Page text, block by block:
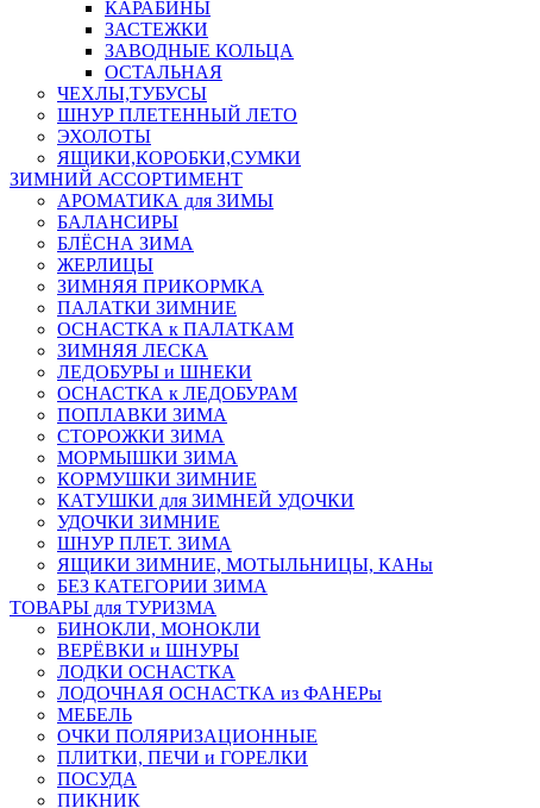
КАРАБИНЫ
ЗАСТЕЖКИ
ЗАВОДНЫЕ КОЛЬЦА
ОСТАЛЬНАЯ
ЧЕХЛЫ,ТУБУСЫ
ШНУР ПЛЕТЕННЫЙ ЛЕТО
ЭХОЛОТЫ
ЯЩИКИ,КОРОБКИ,СУМКИ
ЗИМНИЙ АССОРТИМЕНТ
АРОМАТИКА для ЗИМЫ
БАЛАНСИРЫ
БЛЁСНА ЗИМА
ЖЕРЛИЦЫ
ЗИМНЯЯ ПРИКОРМКА
ПАЛАТКИ ЗИМНИЕ
ОСНАСТКА к ПАЛАТКАМ
ЗИМНЯЯ ЛЕСКА
ЛЕДОБУРЫ и ШНЕКИ
ОСНАСТКА к ЛЕДОБУРАМ
ПОПЛАВКИ ЗИМА
СТОРОЖКИ ЗИМА
МОРМЫШКИ ЗИМА
КОРМУШКИ ЗИМНИЕ
КАТУШКИ для ЗИМНЕЙ УДОЧКИ
УДОЧКИ ЗИМНИЕ
ШНУР ПЛЕТ. ЗИМА
ЯЩИКИ ЗИМНИЕ, МОТЫЛЬНИЦЫ, КАНы
БЕЗ КАТЕГОРИИ ЗИМА
ТОВАРЫ для ТУРИЗМА
БИНОКЛИ, МОНОКЛИ
ВЕРЁВКИ и ШНУРЫ
ЛОДКИ ОСНАСТКА
ЛОДОЧНАЯ ОСНАСТКА из ФАНЕРы
МЕБЕЛЬ
ОЧКИ ПОЛЯРИЗАЦИОННЫЕ
ПЛИТКИ, ПЕЧИ и ГОРЕЛКИ
ПОСУДА
ПИКНИК